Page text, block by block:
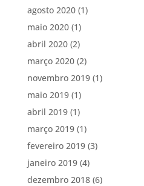
agosto 2020(1)
maio 2020(1)
abril 2020(2)
março 2020(2)
novembro 2019(1)
maio 2019(1)
abril 2019(1)
março 2019(1)
fevereiro 2019(3)
janeiro 2019(4)
dezembro 2018(6)